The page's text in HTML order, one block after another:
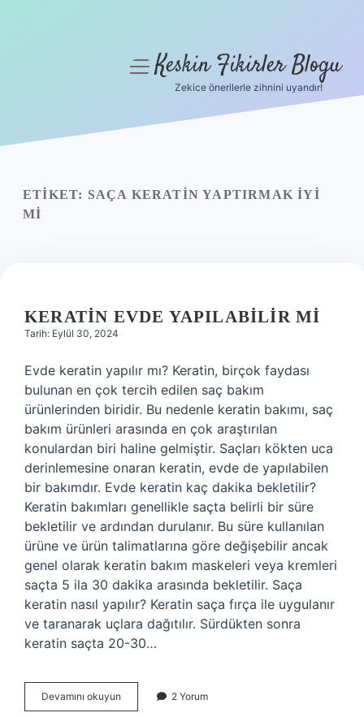
Yasal Uyarı
menüyüKeskin Fikirler Blogu
Zekice önerilerle zihnini uyandır!
ETIKET: SAÇA KERATIN YAPTIRMAK IYI
MI
KERATIN EVDE YAPILABILIR MI
Tarih: Eylül 30, 2024
Evde keratin yapılır mı? Keratin, birçok faydası
bulunan en çok tercih edilen saç bakım
ürünlerinden biridir. Bu nedenle keratin bakımı, saç
bakım ürünleri arasında en çok araştırılan
konulardan biri haline gelmiştir. Saçları kökten uca
derinlemesine onaran keratin, evde de yapılabilen
bir bakımdır. Evde keratin kaç dakika bekletilir?
Keratin bakımları genellikle saçta belirli bir süre
bekletilir ve ardından durulanır. Bu süre kullanılan
ürüne ve ürün talimatlarına göre değişebilir ancak
genel olarak keratin bakım maskeleri veya kremleri
saçta 5 ila 30 dakika arasında bekletilir. Saça
keratin nasıl yapılır? Keratin saça fırça ile uygulanır
ve taranarak uçlara dağıtılır. Sürdükten sonra
keratin saçta 20-30…
Devamını okuyun
Evde
2 Yorum